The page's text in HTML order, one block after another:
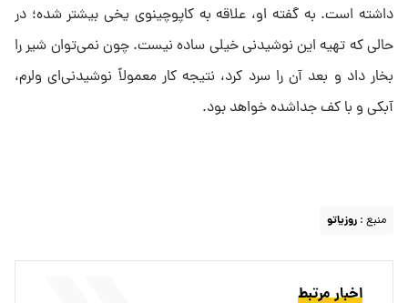
داشته است. به گفته او، علاقه به کاپوچینوی یخی بیشتر شده؛ در
حالی که تهیه این نوشیدنی خیلی ساده نیست. چون نمی‌توان شیر را
بخار داد و بعد آن را سرد کرد، نتیجه کار معمولاً نوشیدنی‌ای ولرم،
آبکی و با کف جداشده خواهد بود.
منبع : روزیاتو
اخبار مرتبط